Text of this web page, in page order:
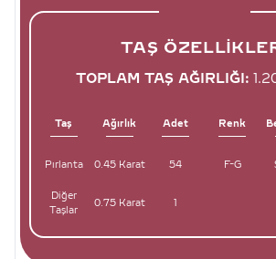
TAŞ
TOPLAM TAŞ AĞIRLIĞI:
Taş Ağırlık Adet Renk
Pırlanta 0.45 Karat 54 F-G
Diğer
Taşlar
0.75 Karat 1